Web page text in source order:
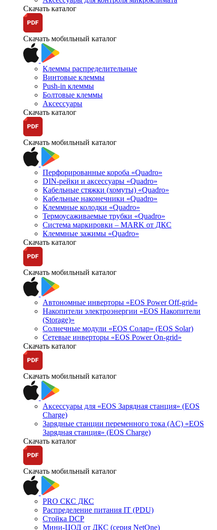
Скачать каталог
Скачать мобильный каталог
Клеммы распределительные
Винтовые клеммы
Push-in клеммы
Болтовые клеммы
Аксессуары
Скачать каталог
Скачать мобильный каталог
Перфорированные короба «Quadro»
DIN-рейки и аксессуары «Quadro»
Кабельные стяжки (хомуты) «Quadro»
Кабельные наконечники «Quadro»
Клеммные колодки «Quadro»
Термоусаживаемые трубки «Quadro»
Система маркировки – MARK от ДКС
Клеммные зажимы «Quadro»
Скачать каталог
Скачать мобильный каталог
Автономные инверторы «EOS Power Off-grid»
Накопители электроэнергии «EOS Накопители
(Storage)»
Солнечные модули «EOS Солар» (EOS Solar)
Сетевые инверторы «EOS Power On-grid»
Скачать каталог
Скачать мобильный каталог
Аксессуары для «EOS Зарядная станция» (EOS
Charge)
Зарядные станции переменного тока (AC) «EOS
Зарядная станция» (EOS Charge)
Скачать каталог
Скачать мобильный каталог
PRO СКС ДКС
Распределение питания IT (PDU)
Стойка DCP
Мини-ЦОД от ДКС (серия NetOne)